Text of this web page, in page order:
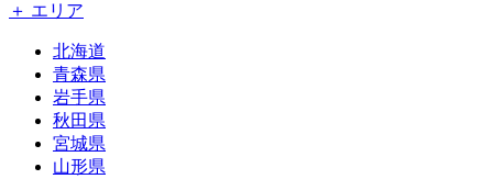
＋ エリア
北海道
青森県
岩手県
秋田県
宮城県
山形県